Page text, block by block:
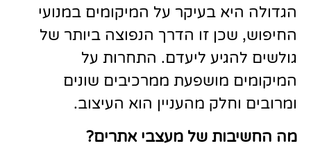
הגדולה היא בעיקר על המיקומים במנועי
החיפוש, שכן זו הדרך הנפוצה ביותר של
גולשים להגיע ליעדם. התחרות על
המיקומים מושפעת ממרכיבים שונים
ומרובים וחלק מהעניין הוא העיצוב.
מה החשיבות של מעצבי אתרים?